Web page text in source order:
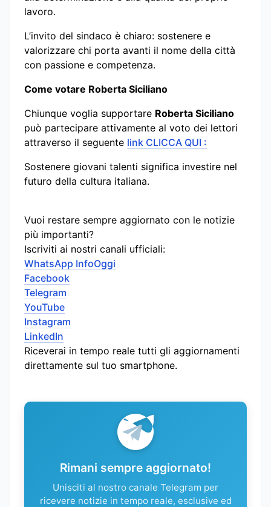
lavoro.
L’invito del sindaco è chiaro: sostenere e
valorizzare chi porta avanti il nome della città
con passione e competenza.
Come votare Roberta Siciliano
Chiunque voglia supportare Roberta Siciliano
può partecipare attivamente al voto dei lettori
attraverso il seguente link CLICCA QUI :
Sostenere giovani talenti significa investire nel
futuro della cultura italiana.
Vuoi restare sempre aggiornato con le notizie
più importanti?
Iscriviti ai nostri canali ufficiali:
WhatsApp InfoOggi
Facebook
Telegram
YouTube
Instagram
LinkedIn
Riceverai in tempo reale tutti gli aggiornamenti
direttamente sul tuo smartphone.
Rimani sempre aggiornato!
Unisciti al nostro canale Telegram per
ricevere notizie in tempo reale, esclusive ed